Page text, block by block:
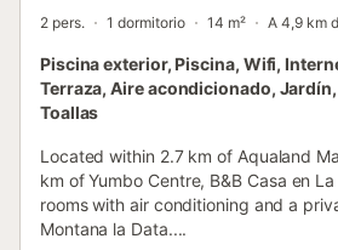
2 pers. 1 dormitorio 14 m² A 4,9 km
Piscina exterior, Piscina, Wifi,
Terraza, Aire acondicionado, Jardín,
Toallas
Located within 2.7 km of Aqualand
km of Yumbo Centre, B&B Casa en
rooms with air conditioning and a
Montana la Data....